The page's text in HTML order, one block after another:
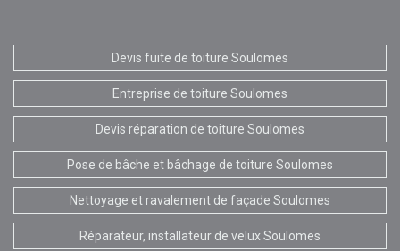
Devis fuite de toiture Soulomes
Entreprise de toiture Soulomes
Devis réparation de toiture Soulomes
Pose de bâche et bâchage de toiture Soulomes
Nettoyage et ravalement de façade Soulomes
Réparateur, installateur de velux Soulomes